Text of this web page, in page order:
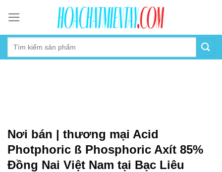
content
Nơi bán | thương mại Acid
Photphoric ß Phosphoric Axít 85%
Đồng Nai Việt Nam tại Bạc Liêu